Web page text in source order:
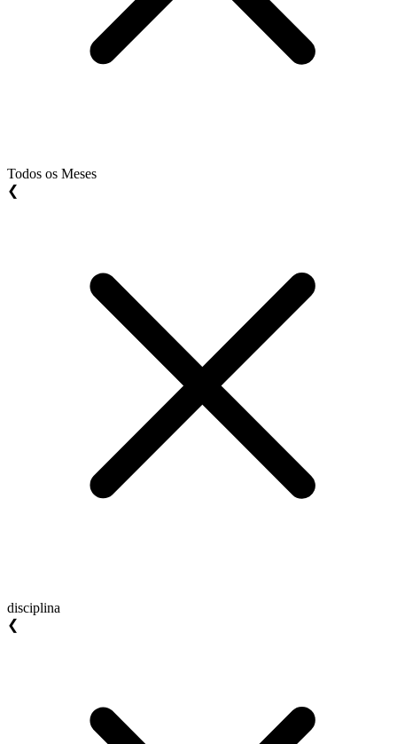
Todos os Meses
❮
disciplina
❮